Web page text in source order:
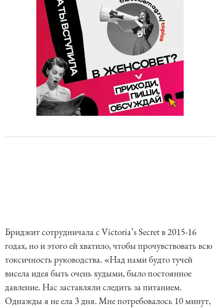
Бриджит сотрудничала с Victoria’s Secret в 2015-16
годах, но и этого ей хватило, чтобы прочувствовать всю
токсичность руководства. «Над нами будто тучей
висела идея быть очень худыми, было постоянное
давление. Нас заставляли следить за питанием.
Однажды я не ела 3 дня. Мне потребовалось 10 минут,